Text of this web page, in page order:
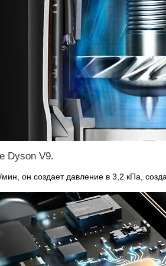
Dyson V9.
он создает давление в 3,2 кПа,